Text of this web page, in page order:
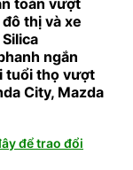
toàn vượt
thị và xe
ngắn
tuổi thọ vượt
City, Mazda
để trao đổi